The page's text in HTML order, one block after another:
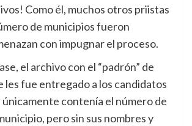
Como él, muchos otros priistas
de municipios fueron
con impugnar el proceso.
el archivo con el “padrón” de
les fue entregado a los candidatos
únicamente contenía el número de
pero sin sus nombres y